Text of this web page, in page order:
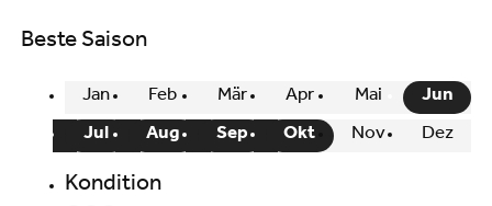
Beste Saison
Jan Feb Mär Apr Mai Jun
Jul Aug Sep Okt Nov Dez
Kondition